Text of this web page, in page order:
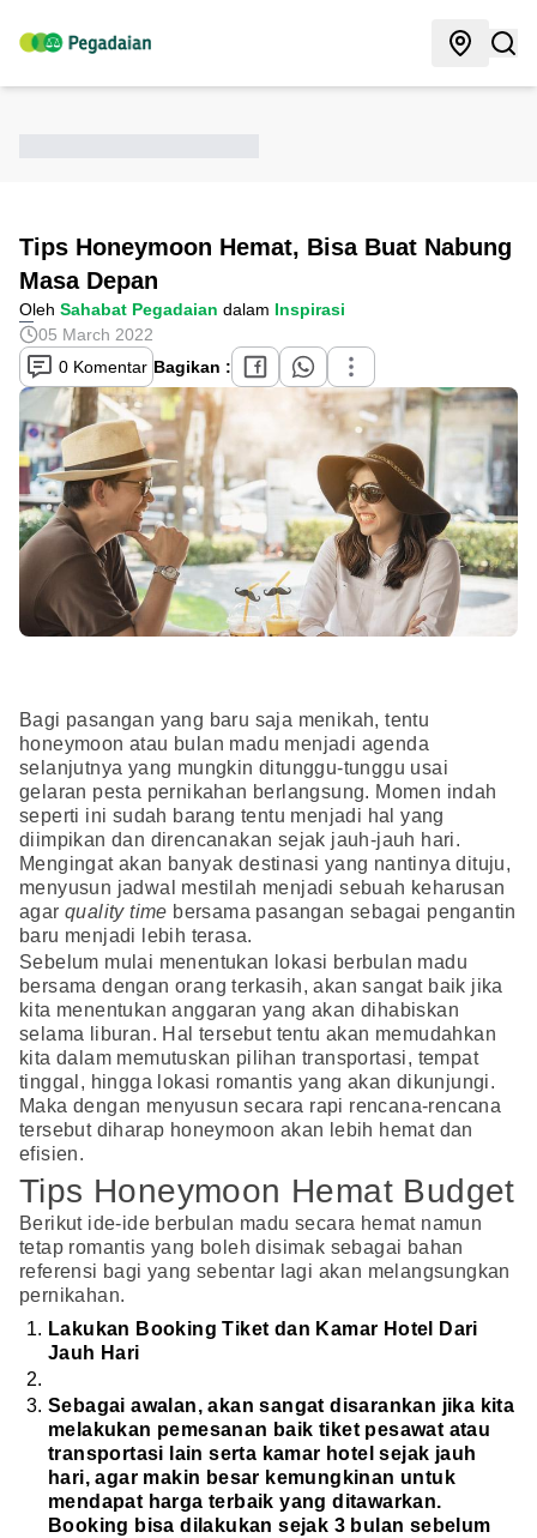
Tips Honeymoon Hemat, Bisa Buat Nabung
Masa Depan
Oleh Sahabat Pegadaian dalam Inspirasi
05 March 2022
0 Komentar Bagikan :
Bagi pasangan yang baru saja menikah, tentu
honeymoon atau bulan madu menjadi agenda
selanjutnya yang mungkin ditunggu-tunggu usai
gelaran pesta pernikahan berlangsung. Momen indah
seperti ini sudah barang tentu menjadi hal yang
diimpikan dan direncanakan sejak jauh-jauh hari.
Mengingat akan banyak destinasi yang nantinya dituju,
menyusun jadwal mestilah menjadi sebuah keharusan
agar quality time bersama pasangan sebagai pengantin
baru menjadi lebih terasa.
Sebelum mulai menentukan lokasi berbulan madu
bersama dengan orang terkasih, akan sangat baik jika
kita menentukan anggaran yang akan dihabiskan
selama liburan. Hal tersebut tentu akan memudahkan
kita dalam memutuskan pilihan transportasi, tempat
tinggal, hingga lokasi romantis yang akan dikunjungi.
Maka dengan menyusun secara rapi rencana-rencana
tersebut diharap honeymoon akan lebih hemat dan
efisien.
Tips Honeymoon Hemat Budget
Berikut ide-ide berbulan madu secara hemat namun
tetap romantis yang boleh disimak sebagai bahan
referensi bagi yang sebentar lagi akan melangsungkan
pernikahan.
Lakukan Booking Tiket dan Kamar Hotel Dari
Jauh Hari
Sebagai awalan, akan sangat disarankan jika kita
melakukan pemesanan baik tiket pesawat atau
transportasi lain serta kamar hotel sejak jauh
hari, agar makin besar kemungkinan untuk
mendapat harga terbaik yang ditawarkan.
Booking bisa dilakukan sejak 3 bulan sebelum